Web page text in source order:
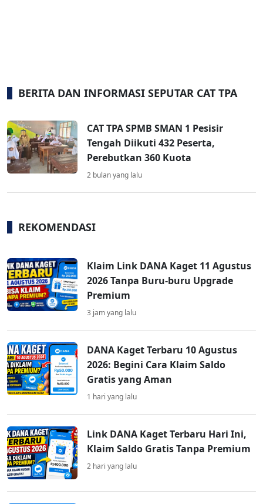
BERITA DAN INFORMASI SEPUTAR CAT TPA
CAT TPA SPMB SMAN 1 Pesisir
Tengah Diikuti 432 Peserta,
Perebutkan 360 Kuota
2 bulan yang lalu
REKOMENDASI
Klaim Link DANA Kaget 11 Agustus
2026 Tanpa Buru-buru Upgrade
Premium
3 jam yang lalu
DANA Kaget Terbaru 10 Agustus
2026: Begini Cara Klaim Saldo
Gratis yang Aman
1 hari yang lalu
Link DANA Kaget Terbaru Hari Ini,
Klaim Saldo Gratis Tanpa Premium
2 hari yang lalu